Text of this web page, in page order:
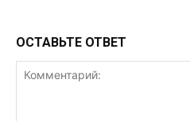
ОСТАВЬТЕ ОТВЕТ